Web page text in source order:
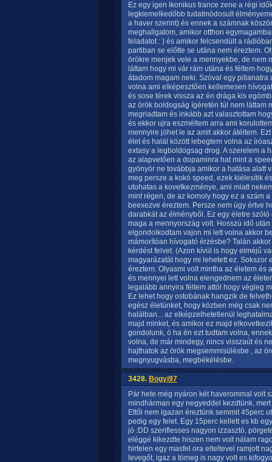
Ez egy igen ikonikus trance zene a régi
legkiemelkedőbb tudatmódosult
a haver szerint) és ennek a számnak
meghallgatom, amikor otthon
feladatot : ) és amikor felcsendült a
partiban se előtte se utána nem éreztem.
örökre menjek vele a mennyekbe, de nem
láttam hogy mi vár rám utána és féltem
átadom magam neki. Szóval egy
volna ami elképesztően kellemesen
és sose térek vissza az én drága kis
az örök boldogság ígéretén túl nem láttam
megriadtam és inkább azt valasztottam
és ekkor ujra eszméltem arra ami
mennyire jöhet le az amit akkor átéltem.
élet és halál között lebegtem volna az
extasy a legboldogsag drog. A szerelem a
az alapvetően a dopaminra hat mint a
gyönyör ne továbbja amikor a hatása alatt
meg persze a kokó speed, ezek kiélesítik
utohatas a kovetkezménye, ami miatt
mint régen, de az komoly hogy ez a szám
beexezve éreztem. Persze nem úgy értve
darabkát az élményből. Ez egy életre
maga a mennyország volt. Hosszú idő
elgondolkodtam vajon mi lett volna akkor
mámorítóan hívogató érzésbe? Talán
kérdést felvet. (Azon kívül is hogy elméjű
magyarázatát hogy mi lehetett ez. Sokszor
éreztem. Olyasmi volt mintha az életem és
és mennyei lett volna elengednem az
legalább annyira féltem attól hogy végleg
Ez lehet hogy ostobának hangzik de
egész életünket, hogy közben még csak
halálban... az elképzelhetetlenül
majd minket, és amikor ez majd
gondolunk, ó ha én ezt tudtam volna,
volna, de már mindegy, nincs visszaút és
hajthatok az örök megsemmisülésbe , az
megnyugvásba, megbékélésbe.
3428. Bogyi97
Pár hete még nyáron két haverommal volt
mindhárman egy negyeddel kezdtünk,
Ettől nem igazan éreztünk semmit 45perc
pedig egy felet. Egy 15perc kellett es kb
jó :DD szeriflesses nagyon izzasztó,
eléggé kikezdte hiszen nem volt nálam
hirtelen egy masfel ora elteltevel ramjott
levegőt, igaz a tömeg is nagy volt es